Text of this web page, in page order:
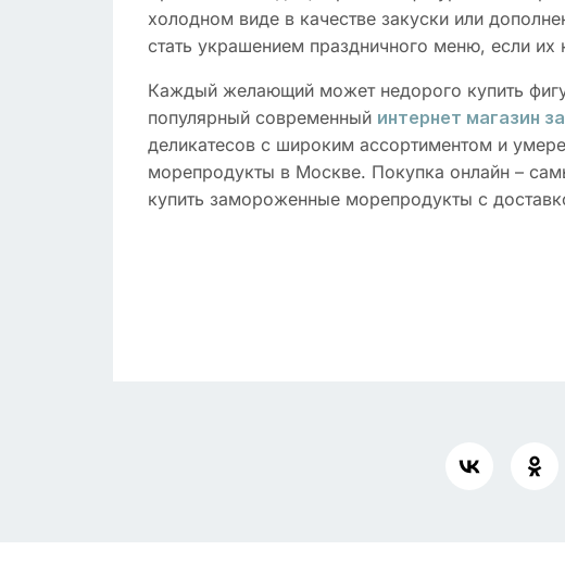
холодном виде в качестве закуски или
стать украшением праздничного меню, если
Каждый желающий может недорого купить
популярный современный интернет магазин
деликатесов с широким ассортиментом и
морепродукты в Москве. Покупка онлайн –
купить замороженные морепродукты с